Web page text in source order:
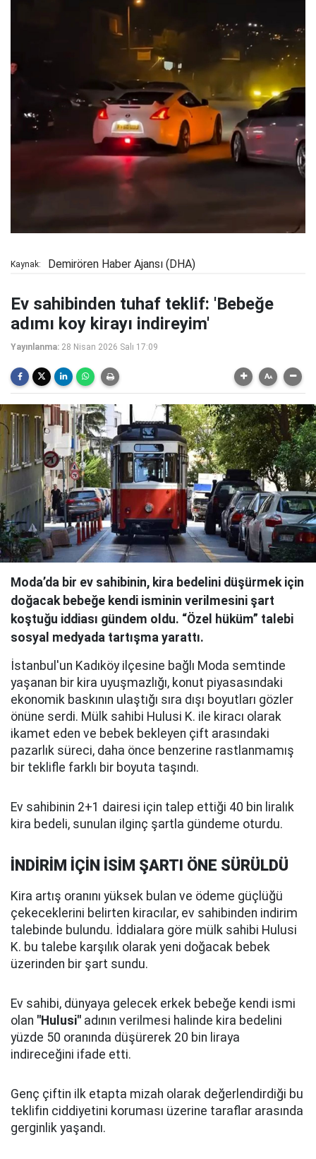
Kaynak: Demirören Haber Ajansı (DHA)
Ev sahibinden tuhaf teklif: 'Bebeğe
adımı koy kirayı indireyim'
Yayınlanma: 28 Nisan 2026 Salı 17:09
Moda’da bir ev sahibinin, kira bedelini düşürmek için
doğacak bebeğe kendi isminin verilmesini şart
koştuğu iddiası gündem oldu. “Özel hüküm” talebi
sosyal medyada tartışma yarattı.
İstanbul'un Kadıköy ilçesine bağlı Moda semtinde
yaşanan bir kira uyuşmazlığı, konut piyasasındaki
ekonomik baskının ulaştığı sıra dışı boyutları gözler
önüne serdi. Mülk sahibi Hulusi K. ile kiracı olarak
ikamet eden ve bebek bekleyen çift arasındaki
pazarlık süreci, daha önce benzerine rastlanmamış
bir teklifle farklı bir boyuta taşındı.
Ev sahibinin 2+1 dairesi için talep ettiği 40 bin liralık
kira bedeli, sunulan ilginç şartla gündeme oturdu.
İNDİRİM İÇİN İSİM ŞARTI ÖNE SÜRÜLDÜ
Kira artış oranını yüksek bulan ve ödeme güçlüğü
çekeceklerini belirten kiracılar, ev sahibinden indirim
talebinde bulundu. İddialara göre mülk sahibi Hulusi
K. bu talebe karşılık olarak yeni doğacak bebek
üzerinden bir şart sundu.
Ev sahibi, dünyaya gelecek erkek bebeğe kendi ismi
olan "Hulusi" adının verilmesi halinde kira bedelini
yüzde 50 oranında düşürerek 20 bin liraya
indireceğini ifade etti.
Genç çiftin ilk etapta mizah olarak değerlendirdiği bu
teklifin ciddiyetini koruması üzerine taraflar arasında
gerginlik yaşandı.